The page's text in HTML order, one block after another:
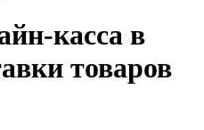
касса в
товаров